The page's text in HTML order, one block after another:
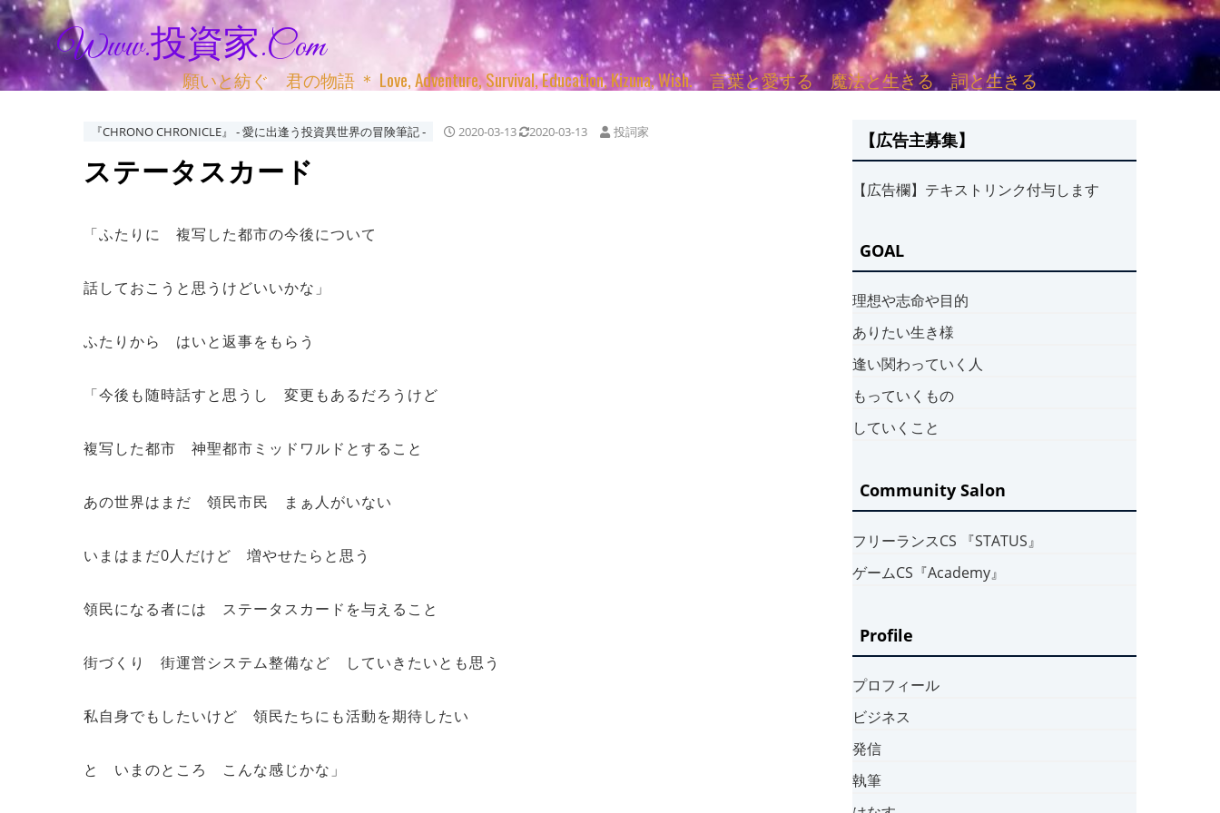
Www.投資家.com
願いと紡ぐ 君の物語 ＊ Love, Adventure, Survival, Education, Kizuna, Wish. 言葉と愛する 魔法と生きる 詞と生きる
『CHRONO CHRONICLE』 ‐ 愛に出逢う投資異世界の冒険筆記 ‐ 2020-03-13 2020-03-13 投詞家
ステータスカード
「ふたりに 複写した都市の今後について
話しておこうと思うけどいいかな」
ふたりから はいと返事をもらう
「今後も随時話すと思うし 変更もあるだろうけど
複写した都市 神聖都市ミッドワルドとすること
あの世界はまだ 領民市民 まぁ人がいない
いまはまだ0人だけど 増やせたらと思う
領民になる者には ステータスカードを与えること
街づくり 街運営システム整備など していきたいとも思う
私自身でもしたいけど 領民たちにも活動を期待したい
と いまのところ こんな感じかな」
【広告主募集】
【広告欄】テキストリンク付与します
GOAL
理想や志命や目的
ありたい生き様
逢い関わっていく人
もっていくもの
していくこと
Community Salon
フリーランスCS 『STATUS』
ゲームCS『Academy』
Profile
プロフィール
ビジネス
発信
執筆